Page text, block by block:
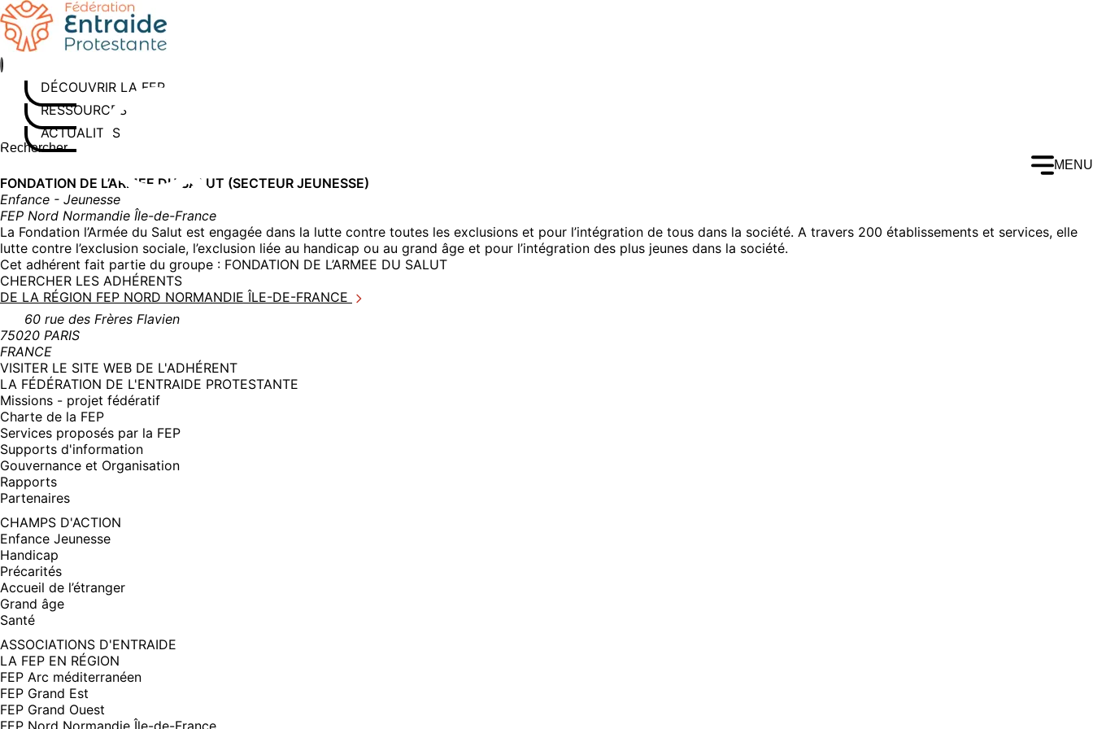
Aller
au
contenu
DÉCOUVRIR LA FEP
RESSOURCES
ACTUALITÉS
Rechercher sur le site
Saisissez au moins 3 caractères pour lancer la recherche
MENU
FONDATION DE L’ARMEE DU SALUT (SECTEUR JEUNESSE)
Enfance - Jeunesse
FEP Nord Normandie Île-de-France
La Fondation l’Armée du Salut est engagée dans la lutte contre toutes les exclusions et pour l’intégration de tous dans la société. A travers 200 établissements et services, elle
lutte contre l’exclusion sociale, l’exclusion liée au handicap ou au grand âge et pour l’intégration des plus jeunes dans la société.
Cet adhérent fait partie du groupe : FONDATION DE L’ARMEE DU SALUT
CHERCHER LES ADHÉRENTS
DE LA RÉGION FEP NORD NORMANDIE ÎLE-DE-FRANCE
60 rue des Frères Flavien
75020 PARIS
FRANCE
VISITER LE SITE WEB DE L'ADHÉRENT(NOUVELLE
FENÊTRE)
LA FÉDÉRATION DE L'ENTRAIDE PROTESTANTE
Missions - projet fédératif
Charte de la FEP
Services proposés par la FEP
Supports d'information
Gouvernance et Organisation
Rapports
Partenaires
CHAMPS D'ACTION
Enfance Jeunesse
Handicap
Précarités
Accueil de l’étranger
Grand âge
Santé
ASSOCIATIONS D'ENTRAIDE
LA FEP EN RÉGION
FEP Arc méditerranéen
FEP Grand Est
FEP Grand Ouest
FEP Nord Normandie Île-de-France